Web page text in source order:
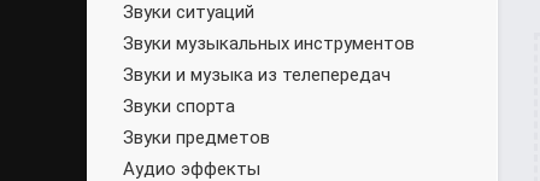
Звуки ситуаций
Звуки музыкальных инструментов
Звуки и музыка из телепередач
Звуки спорта
Звуки предметов
Аудио эффекты